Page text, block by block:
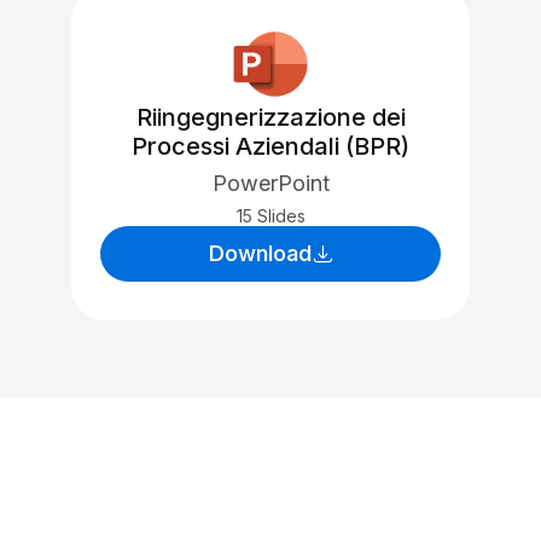
Riingegnerizzazione dei
Processi Aziendali (BPR)
PowerPoint
15 Slides
Download